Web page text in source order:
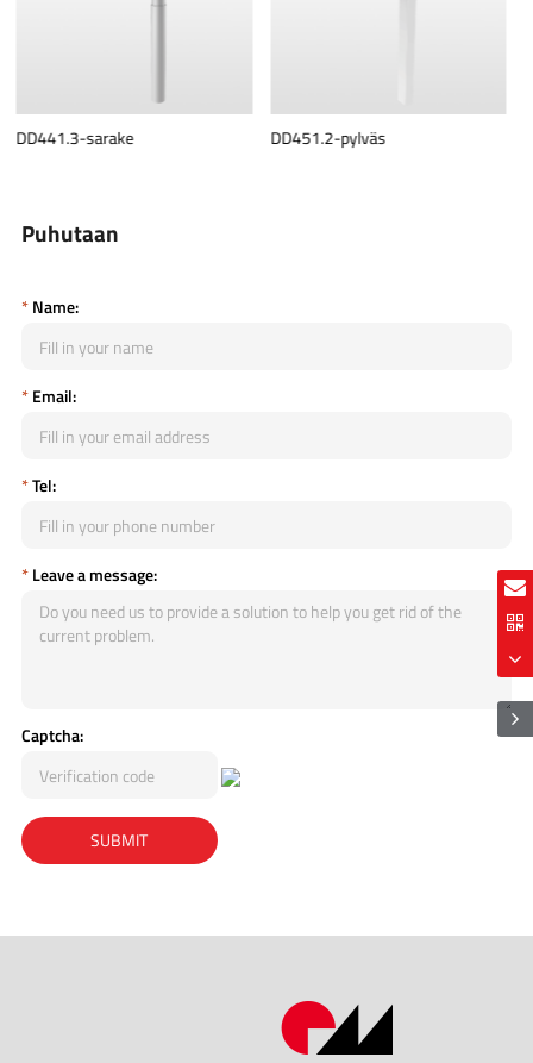
DD451.2-pylväs DD452.2-sarake
Puhutaan
*Name:
*Email:
*Tel:
*Leave a message:
Captcha: